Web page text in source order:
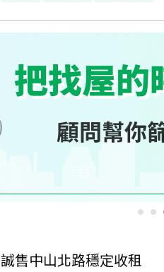
誠售中山北路穩定收租